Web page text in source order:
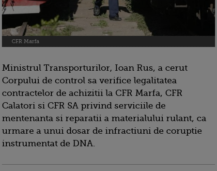
CFR Marfa
Ministrul Transporturilor, Ioan Rus, a cerut
Corpului de control sa verifice legalitatea
contractelor de achizitii la CFR Marfa, CFR
Calatori si CFR SA privind serviciile de
mentenanta si reparatii a materialului rulant, ca
urmare a unui dosar de infractiuni de coruptie
instrumentat de DNA.